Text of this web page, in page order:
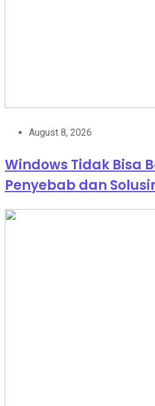
August 8, 2026
Windows Tidak Bisa
Penyebab dan